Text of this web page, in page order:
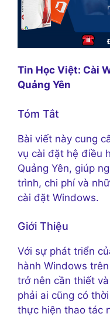
Tin Học Việt: Cài
Quảng Yên
Tóm Tắt
Bài viết này cung
vụ cài đặt hệ điều
Quảng Yên, giúp
trình, chi phí và
cài đặt Windows.
Giới Thiệu
Với sự phát triển
hành Windows
trở nên cần thiết
phải ai cũng có
thực hiện thao tác